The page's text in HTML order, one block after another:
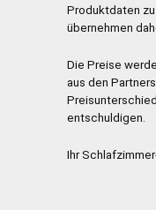
Produktdaten
übernehmen
Die Preise
aus den
entschuldigen.
Ihr